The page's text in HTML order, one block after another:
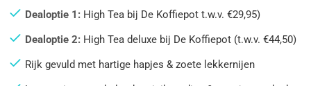
Dealoptie 1: High Tea bij De Koffiepot t.w.v. €29,95)
Dealoptie 2: High Tea deluxe bij De Koffiepot (t.w.v. €44,50)
Rijk gevuld met hartige hapjes & zoete lekkernijen